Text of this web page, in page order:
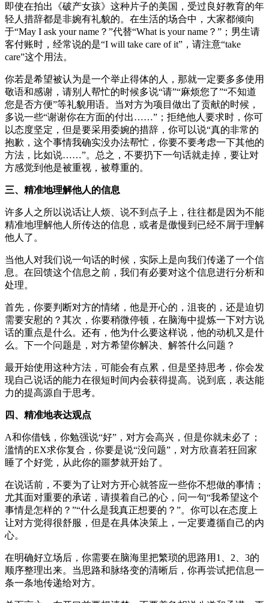
即使在拍出《破产女孩》这种片子的美国，受过良好教育的年
轻人措辞都是非婉有礼貌的。在生活的场合中，大家都倾向
于“May I ask your name？”代替“What is your name？”；男生请
客付账时，经常说的是“I will take care of it”，请注意“take
care”这个用法。
你若是希望被认为是一个举止得体的人，那就一定要多多使用
敬语和感谢，请别人帮忙的时候多说“请”“麻烦您了”“不知道
您是否方便”等礼貌用语。当对方为项目做出了贡献的时候，
多说一些“谢谢你在方面的付出……”；拒绝他人要求时，你可
以态度坚定，但是要采用委婉的措辞，你可以说“真的非常的
抱歉，这个事情我确实没办法帮忙，你要不要考虑一下其他的
方法，比如说……”。总之，不要扔下一句话就走掉，要让对
方感觉到他是被重视，被尊重的。
三、精准地理解他人的信息
许多人之所以说话让人烦、说不到点子上，往往都是因为不能
精准地理解他人所传达的信息，或者是傲慢到已经不屑于理解
他人了。
当他人对我们说一句话的时候，实际上是向我们传递了一个信
息。在回馈这个信息之前，我们有必要对这个信息进行分析和
处理。
首先，你要判断对方的情绪，他是开心的，沮丧的，还是迫切
需要安慰的？其次，你要稍微停顿，在脑海中提炼一下对方说
话的重点是什么。还有，他为什么要这样说，他的动机又是什
么。下一个问题是，对方希望你解决、解答什么问题？
最开始使用这种方法，可能会有点累，但是坚持思考，你会发
现自己说话的能力在很短时间内会获得提高。说到底，表达能
力的提高源自于思考。
四、精准地表达观点
A和你借钱，你勉强说“好”，对方会高兴，但是你就未必了；
滥情的EX求你复合，你要是说“没问题”，对方欣喜若狂回家
睡了个好觉，从此你的噩梦就开始了。
在说话前，不要为了让对方开心就答应一些你不想做的事情；
尤其面对重要的承诺，请摸着自己的心，问一句“我希望这个
事情是怎样的？”“什么是我真正想要的？”。你可以在态度上
让对方觉得很舒服，但是在具体决策上，一定要遵循自己的内
心。
在明确好立场后，你需要在脑海里把繁琐的思路用1、2、3的
顺序整理出来。当思路和脉络变的清晰后，你再尝试把信息一
条一条地传递给对方。